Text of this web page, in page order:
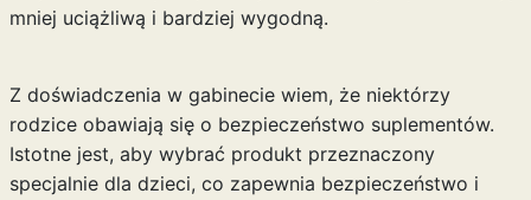
mniej uciążliwą i bardziej wygodną.
Z doświadczenia w gabinecie wiem, że niektórzy
rodzice obawiają się o bezpieczeństwo suplementów.
Istotne jest, aby wybrać produkt przeznaczony
specjalnie dla dzieci, co zapewnia bezpieczeństwo i